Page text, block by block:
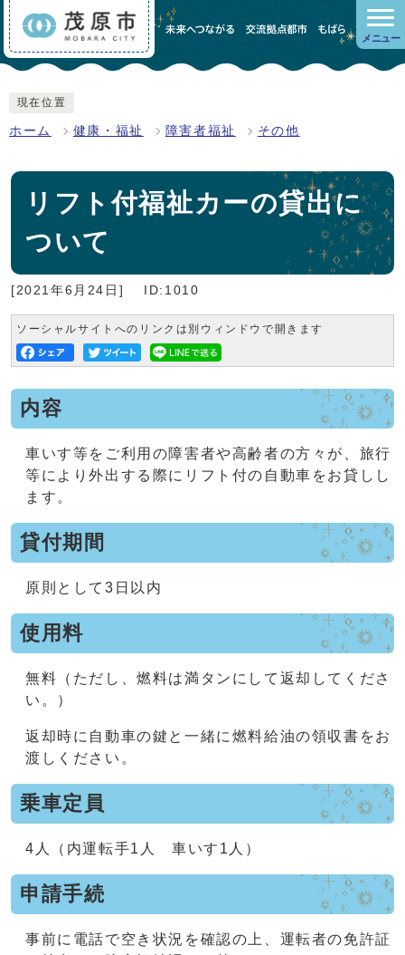
メニュー
現在位置
ホーム 健康・福祉 障害者福祉 その他
リフト付福祉カーの貸出に
ついて
[2021年6月24日] ID:1010
ソーシャルサイトへのリンクは別ウィンドウで開きます
内容
車いす等をご利用の障害者や高齢者の方々が、旅行
等により外出する際にリフト付の自動車をお貸しし
ます。
貸付期間
原則として3日以内
使用料
無料（ただし、燃料は満タンにして返却してくださ
い。）
返却時に自動車の鍵と一緒に燃料給油の領収書をお
渡しください。
乗車定員
4人（内運転手1人 車いす1人）
申請手続
事前に電話で空き状況を確認の上、運転者の免許証